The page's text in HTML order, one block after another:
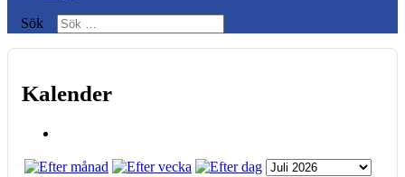
Sök
Kalender